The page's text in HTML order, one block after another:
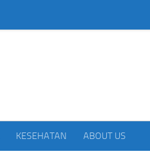
KESEHATAN ABOUT US